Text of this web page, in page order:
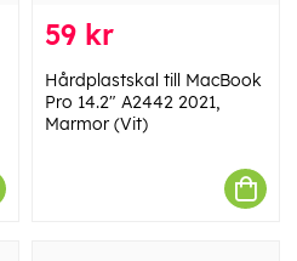
59 kr
Hårdplastskal till MacBook
Pro 14.2" A2442 2021,
Marmor (Vit)